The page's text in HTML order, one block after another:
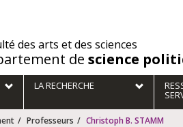
des arts et des sciences
de science
LA RECHERCHE
Professeurs Christoph B. STAMM